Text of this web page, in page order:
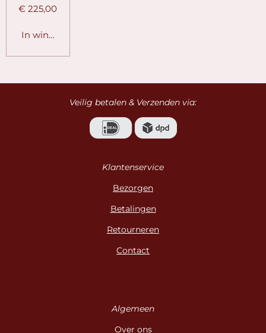
€ 225,00
In winkelwagen
Veilig betalen & Verzenden via:
Klantenservice
Bezorgen
Betalingen
Retourneren
Contact
Algemeen
Over ons